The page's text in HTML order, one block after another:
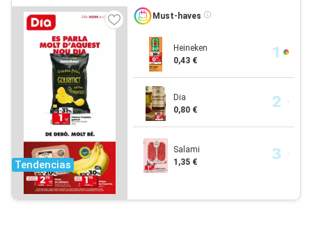
Tendencias
Must-haves
Heineken
0,43 €
Dia
0,80 €
Salami
1,35 €